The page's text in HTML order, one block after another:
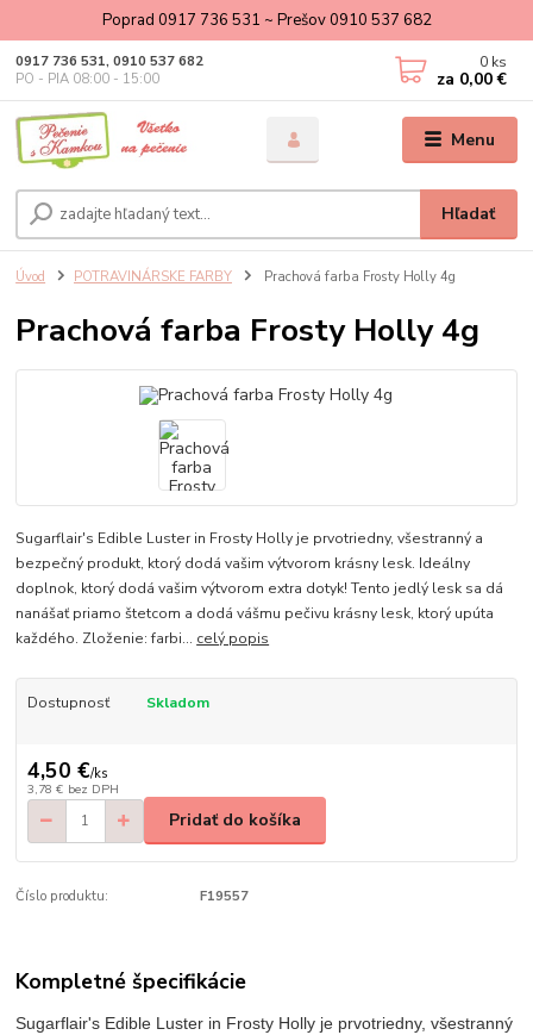
Poprad 0917 736 531 ~ Prešov 0910 537 682
Menu
Hľadať
0917 736 531, 0910 537 682
PO - PIA 08:00 - 15:00
0 ks
za 0,00 €
Úvod POTRAVINÁRSKE FARBY Prachová farba Frosty Holly 4g
Prachová farba Frosty Holly 4g
Sugarflair's Edible Luster in Frosty Holly je prvotriedny, všestranný a
bezpečný produkt, ktorý dodá vašim výtvorom krásny lesk. Ideálny
doplnok, ktorý dodá vašim výtvorom extra dotyk! Tento jedlý lesk sa dá
nanášať priamo štetcom a dodá vášmu pečivu krásny lesk, ktorý upúta
každého. Zloženie: farbi... celý popis
Dostupnosť Skladom
4,50 €/ks
3,78 € bez DPH
Pridať do košíka
Číslo produktu: F19557
Kompletné špecifikácie
Sugarflair's Edible Luster in Frosty Holly je prvotriedny, všestranný